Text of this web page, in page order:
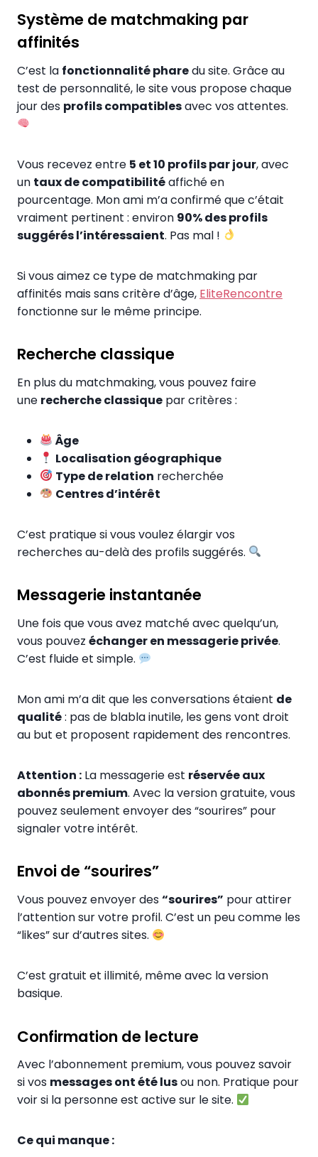
Système de matchmaking par
affinités
C’est la fonctionnalité pharedu site. Grâce au
test de personnalité, le site vous propose chaque
jour des profils compatiblesavec vos attentes.
Vous recevez entre 5 et 10 profils par jour, avec
un taux de compatibilitéaffiché en
pourcentage. Mon ami m’a confirmé que c’était
vraiment pertinent : environ 90% des profils
suggérés l’intéressaient. Pas mal !
Si vous aimez ce type de matchmaking par
affinités mais sans critère d’âge, EliteRencontre
fonctionne sur le même principe.
Recherche classique
En plus du matchmaking, vous pouvez faire
une recherche classique par critères :
Âge
Localisation géographique
Type de relation recherchée
Centres d’intérêt
C’est pratique si vous voulez élargir vos
recherches au-delà des profils suggérés.
Messagerie instantanée
Une fois que vous avez matché avec quelqu’un,
vous pouvez échanger en messagerie privée.
C’est fluide et simple.
Mon ami m’a dit que les conversations étaient de
qualité: pas de blabla inutile, les gens vont droit
au but et proposent rapidement des rencontres.
Attention : La messagerie est réservée aux
abonnés premium. Avec la version gratuite, vous
pouvez seulement envoyer des “sourires” pour
signaler votre intérêt.
Envoi de “sourires”
Vous pouvez envoyer des“sourires” pour attirer
l’attention sur votre profil. C’est un peu comme les
“likes” sur d’autres sites.
C’est gratuit et illimité, même avec la version
basique.
Confirmation de lecture
Avec l’abonnement premium, vous pouvez savoir
si vos messages ont été lusou non. Pratique pour
voir si la personne est active sur le site.
Ce qui manque :